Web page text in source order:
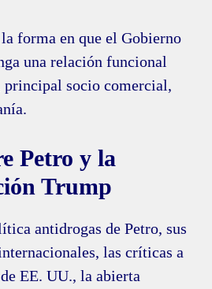
forma en que el Gobierno
una relación funcional
principal socio comercial,
Petro y la
Trump
antidrogas de Petro, sus
las críticas a
EE. UU., la abierta